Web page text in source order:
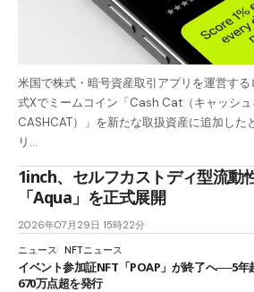
米国で株式・暗号資産取引アプリを運営す
式Xでミームコイン「Cash Cat（キャッシュ
CASHCAT）」を新たな取扱資産に追加した
リ…
1inch、セルフカストディ型流動
「Aqua」を正式展開
2026年07月29日 15時22分
ニュース NFTニュース
イベント参加証NFT「POAP」が終了へ──5年
670万点超を発行